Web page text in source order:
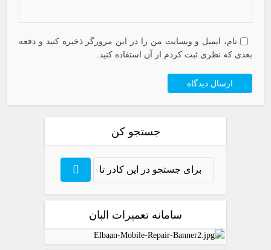
نام، ایمیل و وبسایت من را در این مرورگر ذخیره کنید و دفعه
بعدی که نظری ثبت کردم از آن استفاده کنید.
جستجو کن
سامانه تعمیرات البان